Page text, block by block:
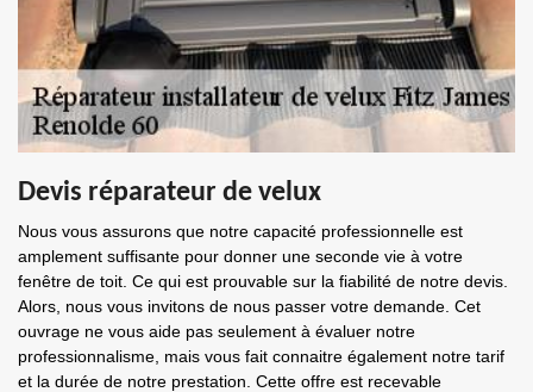
Devis réparateur de velux
Nous vous assurons que notre capacité professionnelle est
amplement suffisante pour donner une seconde vie à votre
fenêtre de toit. Ce qui est prouvable sur la fiabilité de notre devis.
Alors, nous vous invitons de nous passer votre demande. Cet
ouvrage ne vous aide pas seulement à évaluer notre
professionnalisme, mais vous fait connaitre également notre tarif
et la durée de notre prestation. Cette offre est recevable